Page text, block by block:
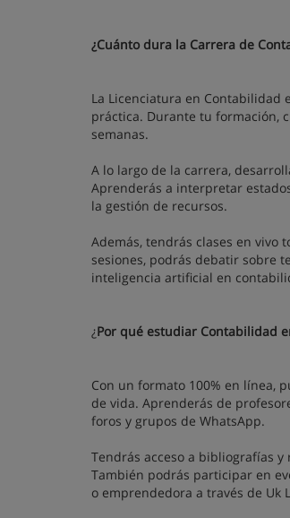
¿Cuánto dura la Carrera de
La Licenciatura en Contabilidad
práctica. Durante tu formación,
semanas.
A lo largo de la carrera,
Aprenderás a interpretar
la gestión de recursos.
Además, tendrás clases en vivo
sesiones, podrás debatir sobre
inteligencia artificial en
¿Por qué estudiar Contabilidad
Con un formato 100% en línea,
de vida. Aprenderás de
foros y grupos de WhatsApp.
Tendrás acceso a bibliografías
También podrás participar en
o emprendedora a través de Uk